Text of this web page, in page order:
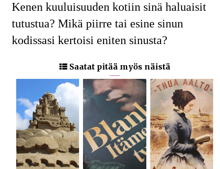
Kenen kuuluisuuden kotiin sinä haluaisit
tutustua? Mikä piirre tai esine sinun
kodissasi kertoisi eniten sinusta?
Saatat pitää myös näistä